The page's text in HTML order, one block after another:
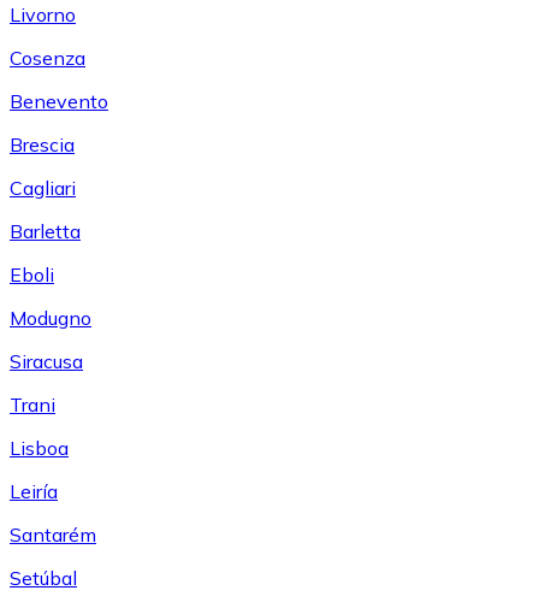
Livorno
Cosenza
Benevento
Brescia
Cagliari
Barletta
Eboli
Modugno
Siracusa
Trani
Lisboa
Leiría
Santarém
Setúbal